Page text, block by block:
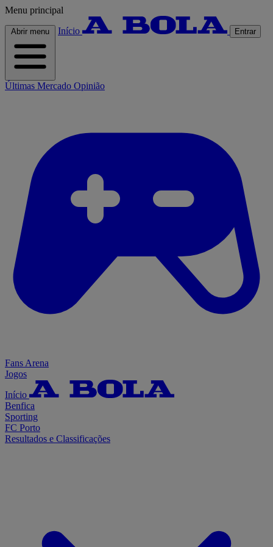
Menu principal
Abrir menu Início Entrar
Últimas Mercado Opinião
Fans Arena
Jogos
Início
Benfica
Sporting
FC Porto
Resultados e Classificações